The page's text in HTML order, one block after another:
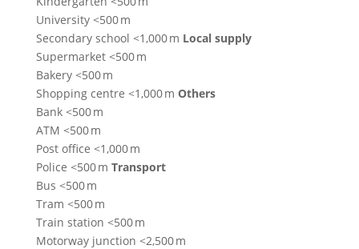
University <500 m
Secondary school <1,000 m Local supply
Supermarket <500 m
Bakery <500 m
Shopping centre <1,000 m Others
Bank <500 m
ATM <500 m
Post office <1,000 m
Police <500 m Transport
Bus <500 m
Tram <500 m
Train station <500 m
Motorway junction <2,500 m